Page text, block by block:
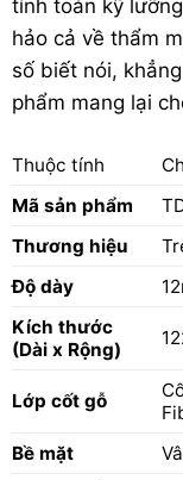
tính toán kỹ
hảo cả về thẩm
số biết nói,
phẩm mang lại
Thuộc tính
Mã sản phẩm
Thương hiệu
Độ dày
Kích thước
(Dài x Rộng)
Lớp cốt gỗ
Bề mặt